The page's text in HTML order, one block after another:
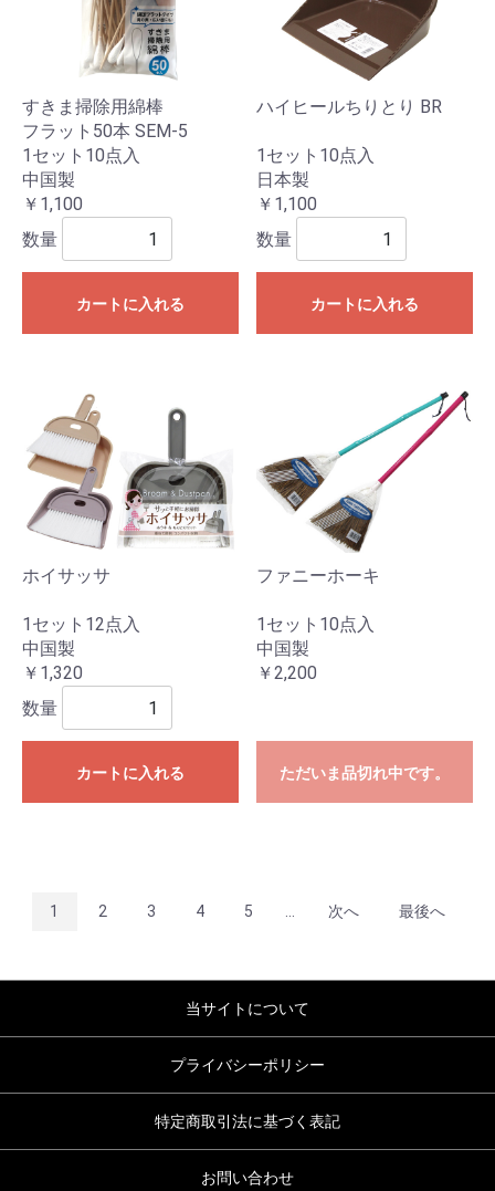
すきま掃除用綿棒
フラット50本 SEM-5
1セット10点入
中国製
￥1,100
数量
カートに入れる
ハイヒールちりとり BR
1セット10点入
日本製
￥1,100
数量
カートに入れる
ホイサッサ
1セット12点入
中国製
￥1,320
数量
カートに入れる
ファニーホーキ
1セット10点入
中国製
￥2,200
ただいま品切れ中です。
1 2 3 4 5 次へ 最後へ
当サイトについて
プライバシーポリシー
特定商取引法に基づく表記
お問い合わせ